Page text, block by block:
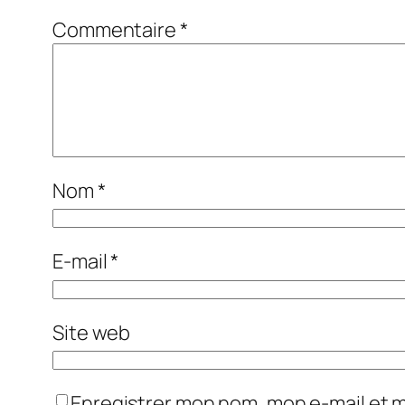
Commentaire*
Nom*
E-mail*
Site web